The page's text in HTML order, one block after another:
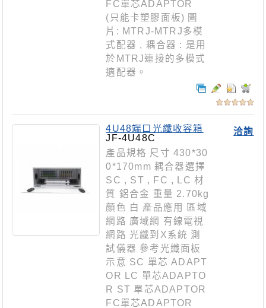
FC單芯ADAPTOR
(只能卡塑膠面板) 圖
片: MTRJ-MTRJ多模
式配器 , 耦合器 : 是用
於MTRJ連接的多模式
適配器。
洽詢
4U48端口光纖收容箱
JF-4U48C
產品規格 尺寸 430*30
0*170mm 耦合器選擇
SC , ST , FC , LC 材
質 鋁合金 重量 2.70kg
顏色 白 產品應用 區域
網路 廣域網 有線電視
網路 光纖到X系統 測
試儀器 參考光纖面板
示意 SC 單芯 ADAPT
OR LC 單芯ADAPTO
R ST 單芯ADAPTOR
FC單芯ADAPTOR